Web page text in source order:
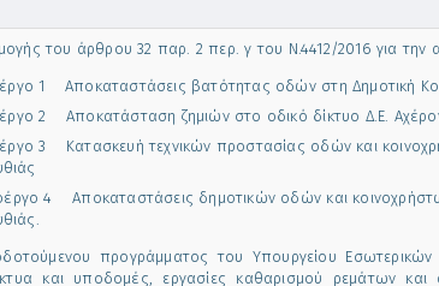
του άρθρου 32 παρ. 2 περ. γ του Ν.4412/2016 για
1 Αποκαταστάσεις βατότητας οδών στη Δημοτική
2 Αποκατάσταση ζημιών στο οδικό δίκτυο Δ.Ε.
3 Κατασκευή τεχνικών προστασίας οδών και
4 Αποκαταστάσεις δημοτικών οδών και
προγράμματος του Υπουργείου Εσωτερικών
και υποδομές, εργασίες καθαρισμού ρεμάτων και